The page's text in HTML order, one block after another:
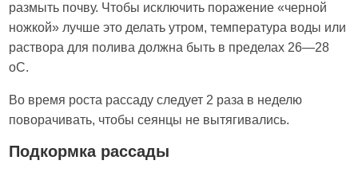
размыть почву. Чтобы исключить поражение «черной
ножкой» лучше это делать утром, температура воды или
раствора для полива должна быть в пределах 26—28
оС.
Во время роста рассаду следует 2 раза в неделю
поворачивать, чтобы сеянцы не вытягивались.
Подкормка рассады